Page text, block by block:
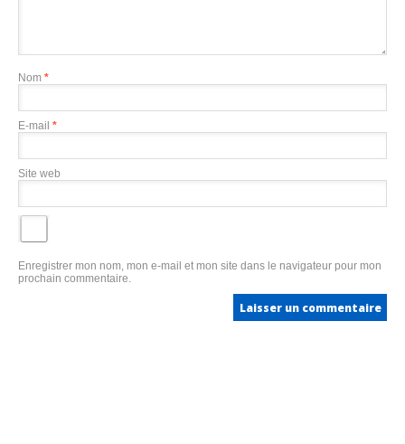
Nom *
E-mail *
Site web
Enregistrer mon nom, mon e-mail et mon site dans le navigateur pour mon
prochain commentaire.